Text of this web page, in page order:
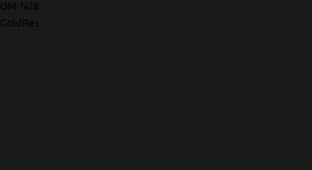
OM-N28
GoldRes